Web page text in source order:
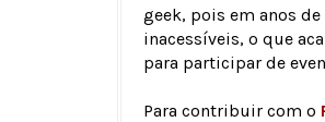
geek, pois em anos
inacessíveis, o que
para participar de
Para contribuir com o